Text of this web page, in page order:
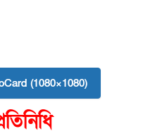
(1080×1080)